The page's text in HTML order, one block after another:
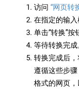
访问 “网页转
在指定的输入
单击“转换”按
等待转换完成
转换完成后
遵循这些步
格式的网页，